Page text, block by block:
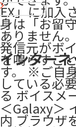
EX」に加入
身は「お留
ありません
発信元がボ
を鳴らすこ
す。 ※ご自
している必
る ボイスメ
インター
＜Galaxy＞
内 ブラウザ